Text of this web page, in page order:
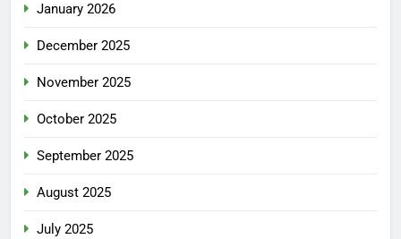
January 2026
December 2025
November 2025
October 2025
September 2025
August 2025
July 2025